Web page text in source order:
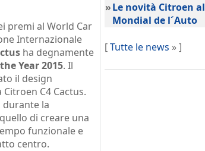
premi al World Car
Internazionale
ha degnamente
Year 2015. Il
il design
C4 Cactus.
durante la
di creare una
funzionale e
centro.
»Le novità Citroen al
Mondial de l´Auto
[Tutte le news » ]